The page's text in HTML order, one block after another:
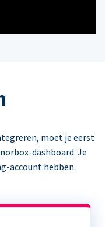
moet je eerst
dashboard. Je
account hebben.